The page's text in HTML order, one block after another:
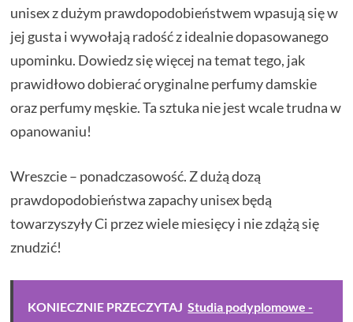
unisex z dużym prawdopodobieństwem wpasują się w
jej gusta i wywołają radość z idealnie dopasowanego
upominku. Dowiedz się więcej na temat tego, jak
prawidłowo dobierać oryginalne perfumy damskie
oraz perfumy męskie. Ta sztuka nie jest wcale trudna w
opanowaniu!
Wreszcie – ponadczasowość. Z dużą dozą
prawdopodobieństwa zapachy unisex będą
towarzyszyły Ci przez wiele miesięcy i nie zdążą się
znudzić!
KONIECZNIE PRZECZYTAJ Studia podyplomowe -